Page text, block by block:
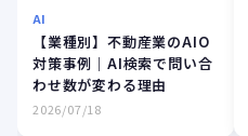
AI
【業種別】不動産業のAIO
対策事例｜AI検索で問い合
わせ数が変わる理由
2026/07/18